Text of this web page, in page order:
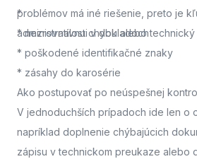
problémov má iné riešenie, preto je
administratívnu chybu alebo
*
* nezrovnalosti v dokladoch
* poškodené identifikačné znaky
* zásahy do karosérie
Ako postupovať po neúspešnej
V jednoduchších prípadoch ide len o
napríklad doplnenie chýbajúcich
zápisu v technickom preukaze alebo